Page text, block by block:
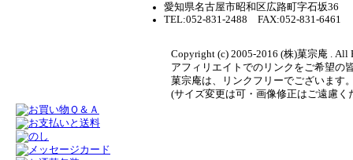
愛知県名古屋市昭和区広路町字石坂36
TEL:052-831-2488 FAX:052-831-6461
Copyright (c) 2005-2016 (株)菓宗庵 . All
アフィリエイトでのリンクをご希望の
菓宗庵は、リンクフリーでございます
(サイズ変更は可・画像修正はご遠慮